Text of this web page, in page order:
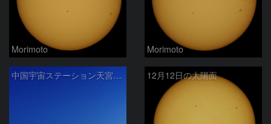
Morimoto Morimoto
中国宇宙ステーション天宮の光跡 12月12日の太陽面